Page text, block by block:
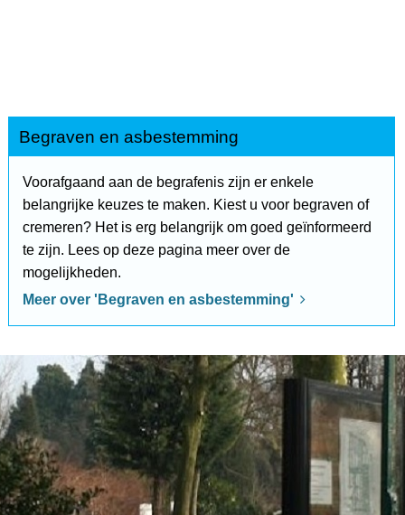
Begraven en asbestemming
Voorafgaand aan de begrafenis zijn er enkele
belangrijke keuzes te maken. Kiest u voor begraven of
cremeren? Het is erg belangrijk om goed geïnformeerd
te zijn. Lees op deze pagina meer over de
mogelijkheden.
Meer over 'Begraven en asbestemming'